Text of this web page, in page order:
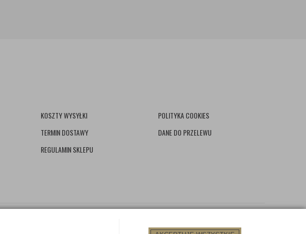
KOSZTY WYSYŁKI
TERMIN DOSTAWY
REGULAMIN SKLEPU
POLITYKA COOKIES
DANE DO PRZELEWU